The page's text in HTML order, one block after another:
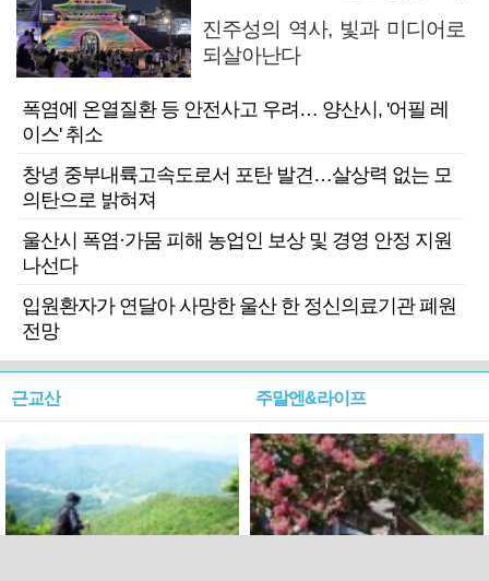
진주성의 역사, 빛과 미디어로
되살아난다
폭염에 온열질환 등 안전사고 우려… 양산시, '어필 레
이스' 취소
창녕 중부내륙고속도로서 포탄 발견…살상력 없는 모
의탄으로 밝혀져
울산시 폭염·가뭄 피해 농업인 보상 및 경영 안정 지원
나선다
입원환자가 연달아 사망한 울산 한 정신의료기관 폐원
전망
근교산 주말엔&라이프